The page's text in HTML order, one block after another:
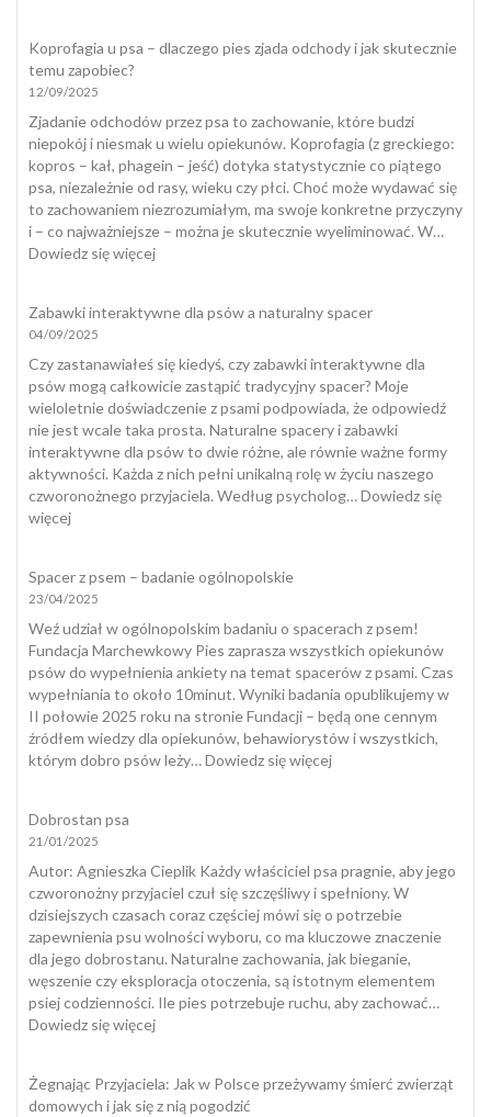
się
Koprofagia u psa – dlaczego pies zjada odchody i jak skutecznie
temu zapobiec?
12/09/2025
Zjadanie odchodów przez psa to zachowanie, które budzi
niepokój i niesmak u wielu opiekunów. Koprofagia (z greckiego:
kopros – kał, phagein – jeść) dotyka statystycznie co piątego
psa, niezależnie od rasy, wieku czy płci. Choć może wydawać się
to zachowaniem niezrozumiałym, ma swoje konkretne przyczyny
i – co najważniejsze – można je skutecznie wyeliminować. W…
Dowiedz się więcej:
psa
dlaczego
pies
zjada
odchody
i
jak
skutecznie
Zabawki interaktywne dla psów a naturalny spacer
04/09/2025
Czy zastanawiałeś się kiedyś, czy zabawki interaktywne dla
psów mogą całkowicie zastąpić tradycyjny spacer? Moje
wieloletnie doświadczenie z psami podpowiada, że odpowiedź
nie jest wcale taka prosta. Naturalne spacery i zabawki
interaktywne dla psów to dwie różne, ale równie ważne formy
aktywności. Każda z nich pełni unikalną rolę w życiu naszego
czworonożnego przyjaciela. Według psycholog…Dowiedz się
więcej:
dla
psów
a
naturalny
spacer
Spacer z psem – badanie ogólnopolskie
23/04/2025
Weź udział w ogólnopolskim badaniu o spacerach z psem!
Fundacja Marchewkowy Pies zaprasza wszystkich opiekunów
psów do wypełnienia ankiety na temat spacerów z psami. Czas
wypełniania to około 10minut. Wyniki badania opublikujemy w
II połowie 2025 roku na stronie Fundacji – będą one cennym
źródłem wiedzy dla opiekunów, behawiorystów i wszystkich,
którym dobro psów leży…Dowiedz się więcej:
badanie
ogólnopolskie
Dobrostan psa
21/01/2025
​Autor: Agnieszka Cieplik Każdy właściciel psa pragnie, aby jego
czworonożny przyjaciel czuł się szczęśliwy i spełniony. W
dzisiejszych czasach coraz częściej mówi się o potrzebie
zapewnienia psu wolności wyboru, co ma kluczowe znaczenie
dla jego dobrostanu. Naturalne zachowania, jak bieganie,
węszenie czy eksploracja otoczenia, są istotnym elementem
psiej codzienności. Ile pies potrzebuje ruchu, aby zachować…
Dowiedz się więcej:
Żegnając Przyjaciela: Jak w Polsce przeżywamy śmierć zwierząt
domowych i jak się z nią pogodzić